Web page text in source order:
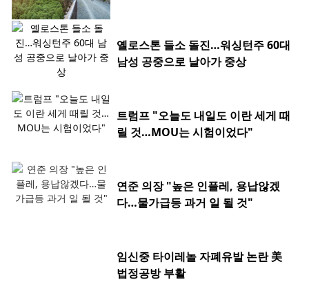
옐로스톤 들소 돌진…워싱턴주 60대
남성 공중으로 날아가 중상
트럼프 "오늘도 내일도 이란 세게 때
릴 것…MOU는 시험이었다"
연준 의장 "높은 인플레, 용납않겠
다…물가급등 과거 일 될 것"
임신중 타이레놀 자폐유발 논란 美
법정공방 부활